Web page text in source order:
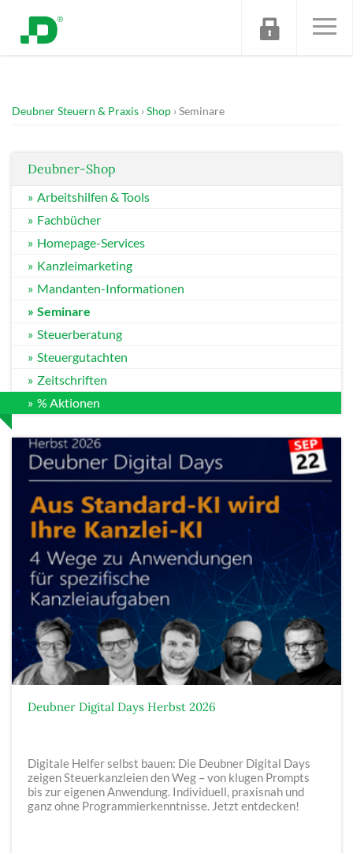
Deubner Steuern & Praxis Shop Seminare
Deubner-Shop
Arbeitshilfen & Tools
Fachbücher
Homepage-Services
Kanzleimarketing
Mandanten-Informationen
Seminare
Steuerberatung
Steuergutachten
Zeitschriften
% Aktionen
Deubner Digital Days Herbst 2026
Digitale Helfer selbst bauen: Die Deubner Digital Days
zeigen Steuerkanzleien den Weg – von klugen Prompts
bis zur eigenen Anwendung. Individuell, praxisnah und
ganz ohne Programmierkenntnisse. Jetzt entdecken!